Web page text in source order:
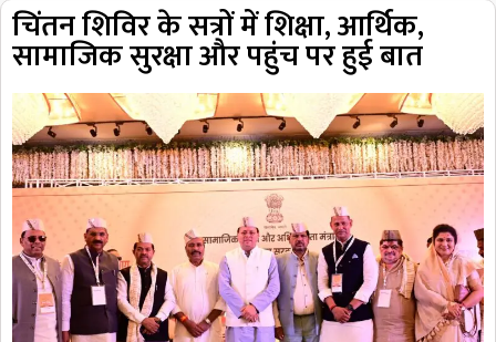
चिंतन शिविर के सत्रों में शिक्षा, आर्थिक,
सामाजिक सुरक्षा और पहुंच पर हुई बात